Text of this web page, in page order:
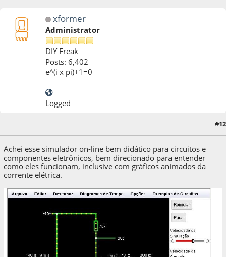
xformer
Administrator
DIY Freak
Posts: 6,402
e^(i x pi)+1=0
Logged
#12
Achei esse simulador on-line bem didático para circuitos e
componentes eletrônicos, bem direcionado para entender
como eles funcionam, inclusive com gráficos animados da
corrente elétrica.